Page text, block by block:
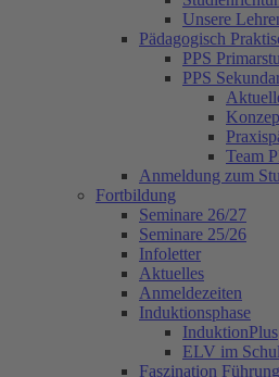
Unsere
Pädagogisch
PPS
PPS
Team
Anmeldung zum
Fortbildung
Seminare 26/27
Seminare 25/26
Infoletter
Aktuelles
Anmeldezeiten
Induktionsphase
InduktionPlus
ELV im
Faszination Führung